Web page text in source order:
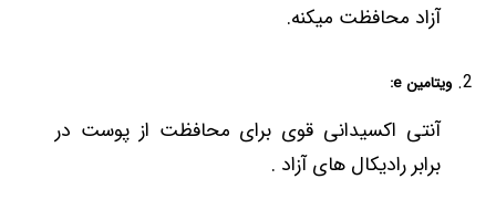
آزاد محافظت میکنه.
ویتامین e:
آنتی اکسیدانی قوی برای محافظت از پوست در
برابر رادیکال های آزاد .